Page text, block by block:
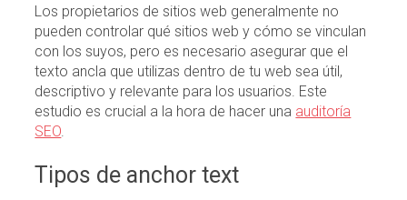
Los propietarios de sitios web generalmente no
pueden controlar qué sitios web y cómo se vinculan
con los suyos, pero es necesario asegurar que el
texto ancla que utilizas dentro de tu web sea útil,
descriptivo y relevante para los usuarios. Este
estudio es crucial a la hora de hacer una auditoría
SEO.
Tipos de anchor text